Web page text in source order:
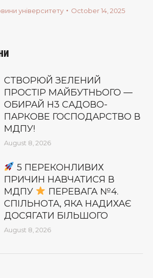
університету October 14, 2025
СТВОРЮЙ ЗЕЛЕНИЙ
ПРОСТІР МАЙБУТНЬОГО —
ОБИРАЙ Н3 САДОВО-
ПАРКОВЕ ГОСПОДАРСТВО В
МДПУ!
August 8, 2026
5 ПЕРЕКОНЛИВИХ
ПРИЧИН НАВЧАТИСЯ В
МДПУ
ПЕРЕВАГА №4.
СПІЛЬНОТА, ЯКА НАДИХАЄ
ДОСЯГАТИ БІЛЬШОГО
August 8, 2026